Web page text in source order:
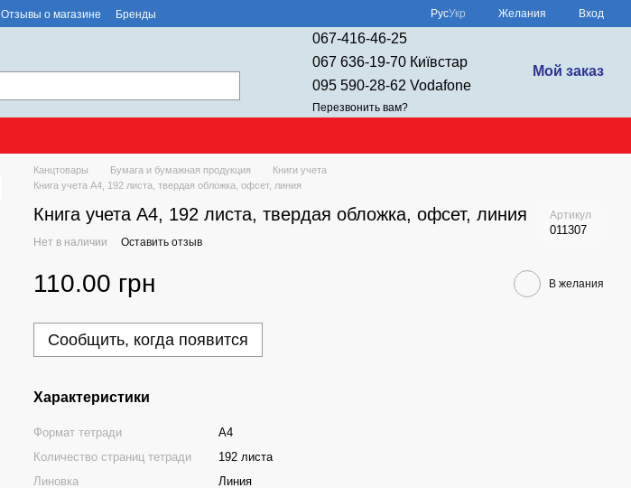
Отзывы о магазине Бренды РусУкр Желания Вход
067-416-46-25
067 636-19-70 Київстар
095 590-28-62 Vodafone
Перезвонить вам?
Мой заказ
Канцтовары Бумага и бумажная продукция
Книги учета
Книга учета А4, 192 листа, твердая обложка, офсет, линия
Книга учета А4, 192 листа, твердая обложка, офсет, линия Артикул
011307
Нет в наличии Оставить отзыв
110.00 грн В желания
Сообщить, когда появится
Характеристики
Формат тетради
А4
Количество страниц тетради
192 листа
Линовка
Линия